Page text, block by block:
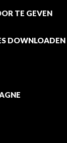
TE GEVEN
DOWNLOADEN